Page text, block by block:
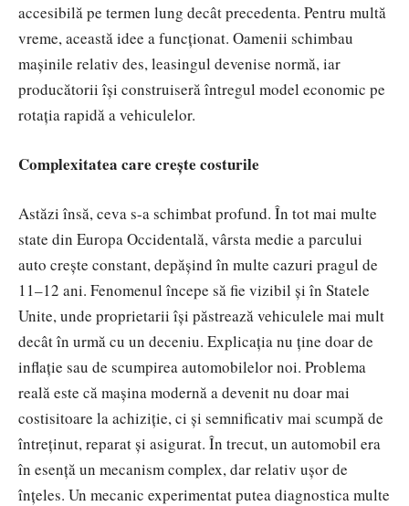
accesibilă pe termen lung decât precedenta. Pentru multă
vreme, această idee a funcționat. Oamenii schimbau
mașinile relativ des, leasingul devenise normă, iar
producătorii își construiseră întregul model economic pe
rotația rapidă a vehiculelor.
Complexitatea care crește costurile
Astăzi însă, ceva s-a schimbat profund. În tot mai multe
state din Europa Occidentală, vârsta medie a parcului
auto crește constant, depășind în multe cazuri pragul de
11–12 ani. Fenomenul începe să fie vizibil și în Statele
Unite, unde proprietarii își păstrează vehiculele mai mult
decât în urmă cu un deceniu. Explicația nu ține doar de
inflație sau de scumpirea automobilelor noi. Problema
reală este că mașina modernă a devenit nu doar mai
costisitoare la achiziție, ci și semnificativ mai scumpă de
întreținut, reparat și asigurat. În trecut, un automobil era
în esență un mecanism complex, dar relativ ușor de
înțeles. Un mecanic experimentat putea diagnostica multe